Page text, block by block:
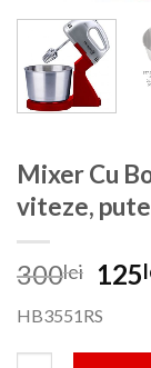
Mixer Cu
viteze,
300lei
a
fost:
125
HB3551RS
Cantitate Mixer